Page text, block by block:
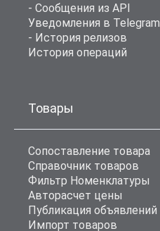
- Сообщения из API
Уведомления в Telegram
- История релизов
История операций
Товары
Сопоставление товара
Справочник товаров
Фильтр Номенклатуры
Авторасчет цены
Публикация объявлений
Импорт товаров